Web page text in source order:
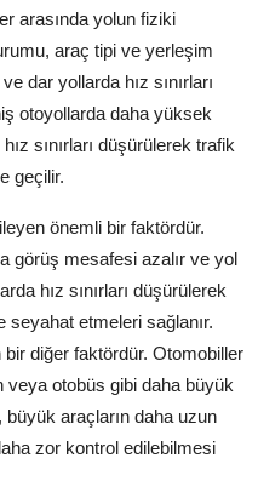
arasında yolun fiziki
araç tipi ve yerleşim
dar yollarda hız sınırları
otoyollarda daha yüksek
sınırları düşürülerek trafik
geçilir.
önemli bir faktördür.
görüş mesafesi azalır ve yol
hız sınırları düşürülerek
etmeleri sağlanır.
bir diğer faktördür. Otomobiller
veya otobüs gibi daha büyük
araçların daha uzun
zor kontrol edilebilmesi